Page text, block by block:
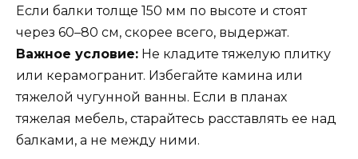
Если балки толще 150 мм по высоте и стоят
через 60–80 см, скорее всего, выдержат.
Важное условие: Не кладите тяжелую плитку
или керамогранит. Избегайте камина или
тяжелой чугунной ванны. Если в планах
тяжелая мебель, старайтесь расставлять ее над
балками, а не между ними.